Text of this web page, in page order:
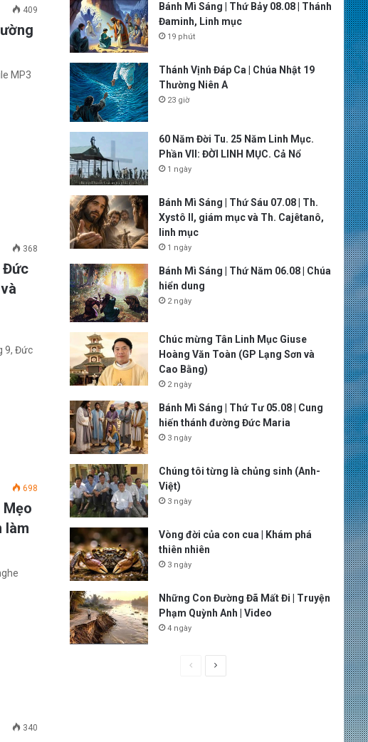
409
MP3
368
Đức
9, Đức
698
Mẹo
làm
340
Bánh Mì Sáng | Thứ Bảy 08.08 | Thánh
Đaminh, Linh mục
19 phút
Thánh Vịnh Đáp Ca | Chúa Nhật 19
Thường Niên A
23 giờ
60 Năm Đời Tu. 25 Năm Linh Mục.
Phần VII: ĐỜI LINH MỤC. Cả Nổ
1 ngày
Bánh Mì Sáng | Thứ Sáu 07.08 | Th.
Xystô II, giám mục và Th. Cajêtanô,
linh mục
1 ngày
Bánh Mì Sáng | Thứ Năm 06.08 | Chúa
hiển dung
2 ngày
Chúc mừng Tân Linh Mục Giuse
Hoàng Văn Toàn (GP Lạng Sơn và
Cao Bằng)
2 ngày
Bánh Mì Sáng | Thứ Tư 05.08 | Cung
hiến thánh đường Đức Maria
3 ngày
Chúng tôi từng là chủng sinh (Anh-
Việt)
3 ngày
Vòng đời của con cua | Khám phá
thiên nhiên
3 ngày
Những Con Đường Đã Mất Đi | Truyện
Phạm Quỳnh Anh | Video
4 ngày